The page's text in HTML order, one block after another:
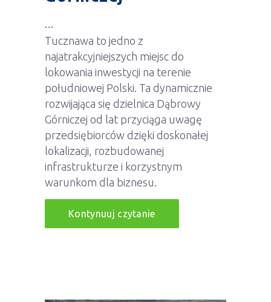
Tucznawa to jedno z
najatrakcyjniejszych miejsc do
lokowania inwestycji na terenie
południowej Polski. Ta dynamicznie
rozwijająca się dzielnica Dąbrowy
Górniczej od lat przyciąga uwagę
przedsiębiorców dzięki doskonałej
lokalizacji, rozbudowanej
infrastrukturze i korzystnym
warunkom dla biznesu.
Kontynuuj czytanie